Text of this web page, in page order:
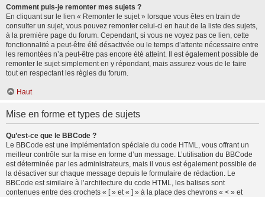
Comment puis-je remonter mes sujets ?
En cliquant sur le lien « Remonter le sujet » lorsque vous êtes en train de
consulter un sujet, vous pouvez remonter celui-ci en haut de la liste des sujets,
à la première page du forum. Cependant, si vous ne voyez pas ce lien, cette
fonctionnalité a peut-être été désactivée ou le temps d’attente nécessaire entre
les remontées n’a peut-être pas encore été atteint. Il est également possible de
remonter le sujet simplement en y répondant, mais assurez-vous de le faire
tout en respectant les règles du forum.
Haut
Mise en forme et types de sujets
Qu’est-ce que le BBCode ?
Le BBCode est une implémentation spéciale du code HTML, vous offrant un
meilleur contrôle sur la mise en forme d’un message. L’utilisation du BBCode
est déterminée par les administrateurs, mais il vous est également possible de
la désactiver sur chaque message depuis le formulaire de rédaction. Le
BBCode est similaire à l’architecture du code HTML, les balises sont
contenues entre des crochets « [ » et « ] » à la place des chevrons « < » et